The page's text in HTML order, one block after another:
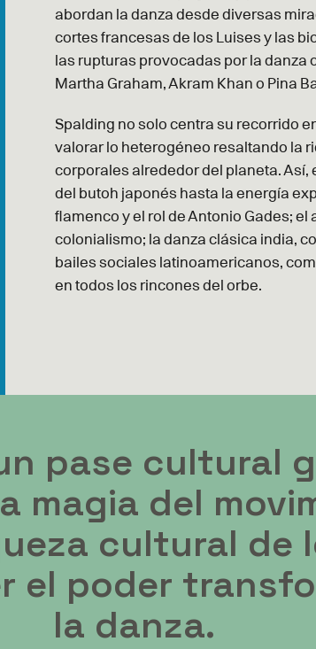
abordan la danza desde diversas
cortes francesas de los Luises y las
las rupturas provocadas por la
Martha Graham, Akram Khan o Pina
Spalding no solo centra su recorrido
valorar lo heterogéneo resaltando la
corporales alrededor del planeta.
del butoh japonés hasta la energía
flamenco y el rol de Antonio Gades;
colonialismo; la danza clásica india,
bailes sociales latinoamericanos,
en todos los rincones del orbe.
pase cultural
magia del
cultural de
el poder
la danza.